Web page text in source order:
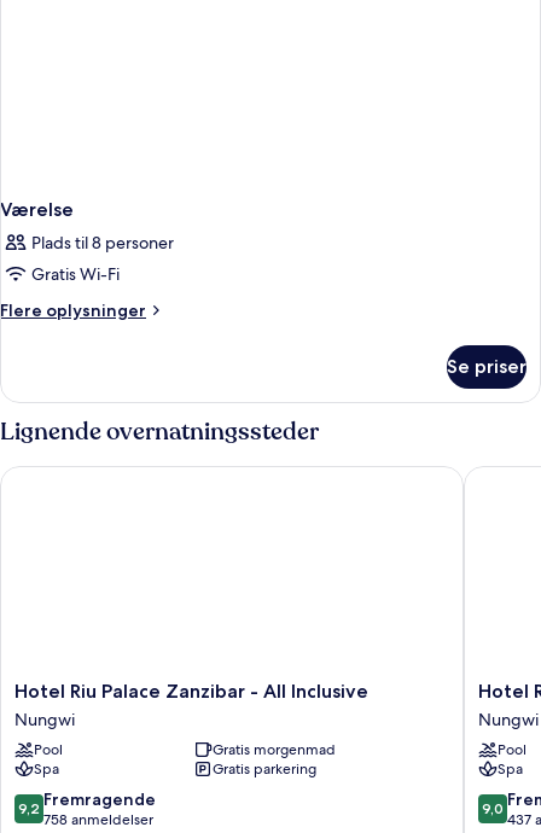
Værelse
Plads til 8 personer
Gratis Wi-Fi
Flere oplysninger
Flere
Se priser
Lignende overnatningssteder
Hotel
Riu
Palace
Zanzibar
-
All
Inclusive
Hotel Riu Palace Zanzibar - All Inclusive
Nungwi
Pool
Gratis morgenmad
Spa
Gratis parkering
9.2
ud
9,2 Fremragende
758 anmeldelser
Hotel Riu Palace Zanzibar - All Inclusive
Hotel
Riu
Jambo
-
All
Inclusive
Nungwi
Hotel
Nungwi
Pool
Spa
9.0
ud
9,0
437
Hotel